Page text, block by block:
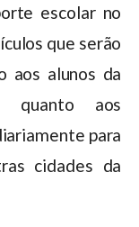
escolar no
que serão
aos alunos da
quanto aos
para
cidades da